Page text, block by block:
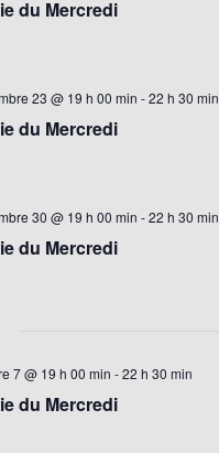
du Mercredi
23 @ 19 h 00 min -22 h 30 min
du Mercredi
30 @ 19 h 00 min -22 h 30 min
du Mercredi
7 @ 19 h 00 min -22 h 30 min
du Mercredi